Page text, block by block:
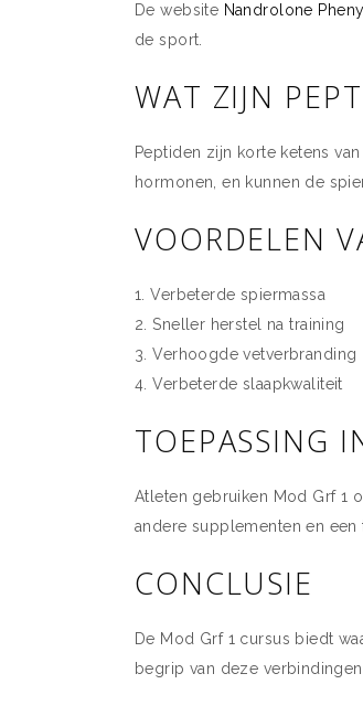
De website Nandrolone
de sport.
WAT ZIJN
Peptiden zijn korte ketens
hormonen, en kunnen de
VOORDELEN
Verbeterde spiermassa
Sneller herstel na training
Verhoogde vetverbranding
Verbeterde slaapkwaliteit
TOEPASSING
Atleten gebruiken Mod Grf 1
andere supplementen en een
CONCLUSIE
De Mod Grf 1 cursus biedt
begrip van deze